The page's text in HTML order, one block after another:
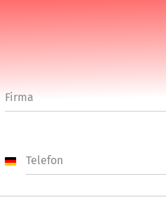
Firma
Telefon
G